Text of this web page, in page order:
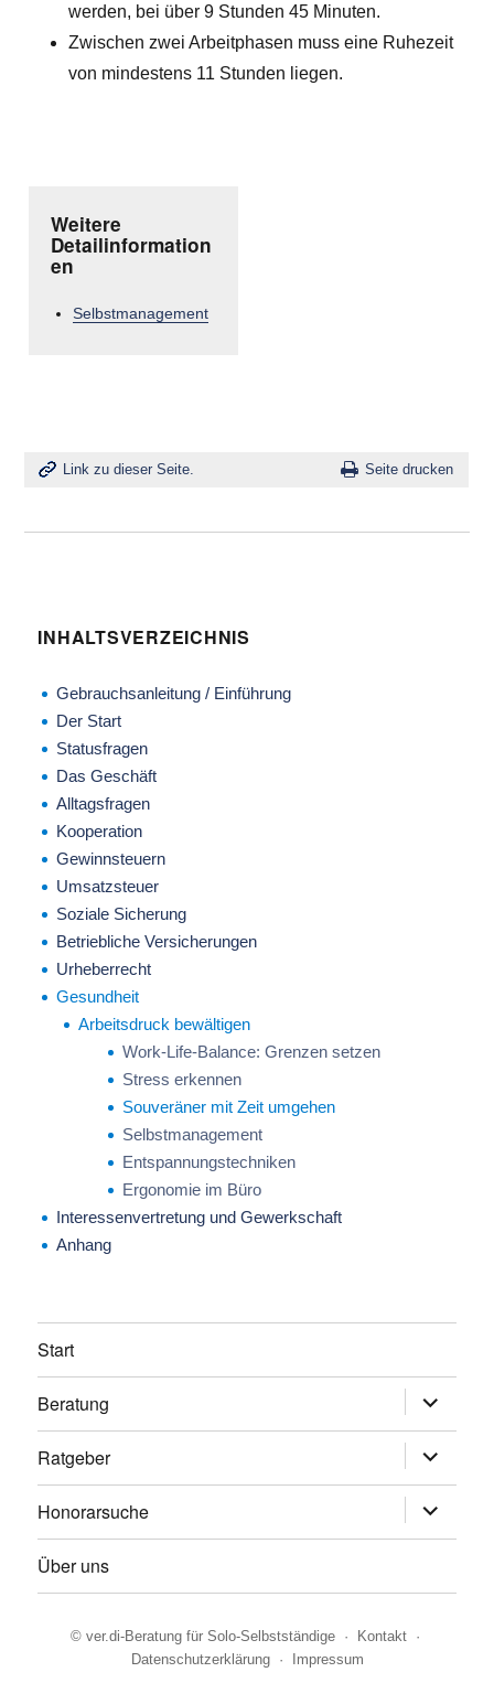
werden, bei über 9 Stunden 45 Minuten.
Zwischen zwei Arbeitphasen muss eine Ruhezeit
von mindestens 11 Stunden liegen.
Weitere
Detailinformation
en
Selbstmanagement
Link zu dieser Seite. Seite drucken
INHALTSVERZEICHNIS
Gebrauchsanleitung / Einführung
Der Start
Statusfragen
Das Geschäft
Alltagsfragen
Kooperation
Gewinnsteuern
Umsatzsteuer
Soziale Sicherung
Betriebliche Versicherungen
Urheberrecht
Gesundheit
Arbeitsdruck bewältigen
Work-Life-Balance: Grenzen setzen
Stress erkennen
Souveräner mit Zeit umgehen
Selbstmanagement
Entspannungstechniken
Ergonomie im Büro
Interessenvertretung und Gewerkschaft
Anhang
Start
Beratung
anzeigen
Ratgeber
anzeigen
Honorarsuche
anzeigen
Über uns
© ver.di-Beratung für Solo-Selbstständige· Kontakt·
Datenschutzerklärung· Impressum